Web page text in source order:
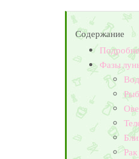
Содержание
Фазы